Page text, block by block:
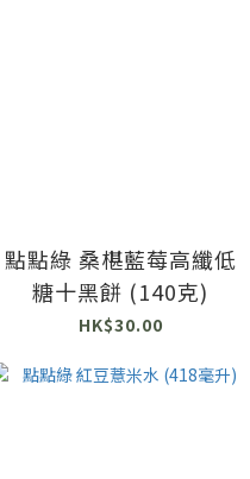
點點綠 桑椹藍莓高纖低
糖十黑餅 (140克)
HK$30.00